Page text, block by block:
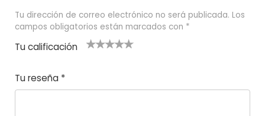
Tu dirección de correo electrónico no será publicada. Los
campos obligatorios están marcados con *
Tu calificación
e
5
las
s
Tu reseña *